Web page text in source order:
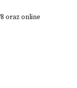
oraz online